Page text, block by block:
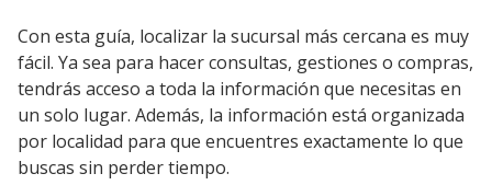
Con esta guía, localizar la sucursal más cercana es muy
fácil. Ya sea para hacer consultas, gestiones o compras,
tendrás acceso a toda la información que necesitas en
un solo lugar. Además, la información está organizada
por localidad para que encuentres exactamente lo que
buscas sin perder tiempo.